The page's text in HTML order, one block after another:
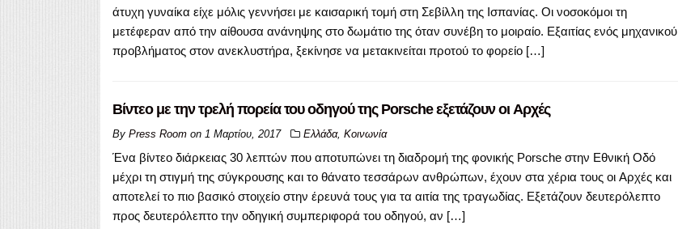
άτυχη γυναίκα είχε μόλις γεννήσει με καισαρική τομή στη Σεβίλλη της Ισπανίας. Οι νοσοκόμοι τη
μετέφεραν από την αίθουσα ανάνηψης στο δωμάτιο της όταν συνέβη το μοιραίο. Εξαιτίας ενός μηχανικού
προβλήματος στον ανεκλυστήρα, ξεκίνησε να μετακινείται προτού το φορείο […]
Βίντεο με την τρελή πορεία του οδηγού της Porsche εξετάζουν οι Aρχές
By Press Roomon 1 Μαρτίου, 2017 Ελλάδα, Κοινωνία
Ένα βίντεο διάρκειας 30 λεπτών που αποτυπώνει τη διαδρομή της φονικής Porsche στην Εθνική Οδό
μέχρι τη στιγμή της σύγκρουσης και το θάνατο τεσσάρων ανθρώπων, έχουν στα χέρια τους οι Aρχές και
αποτελεί το πιο βασικό στοιχείο στην έρευνά τους για τα αιτία της τραγωδίας. Εξετάζουν δευτερόλεπτο
προς δευτερόλεπτο την οδηγική συμπεριφορά του οδηγού, αν […]